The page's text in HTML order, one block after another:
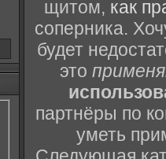
щитом, как
соперника.
будет
это
партнёры по
уметь